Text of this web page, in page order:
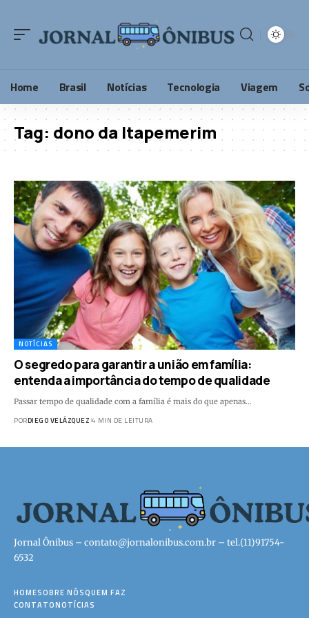
Home Brasil Notícias Tecnologia Viagem
Tag: dono da Itapemerim
NOTÍCIAS
O segredo para garantir a união em família:
entenda a importância do tempo de qualidade
Passar tempo de qualidade com a família é mais do que apenas…
PORDIEGO VELÁZQUEZ 4 MIN DE LEITURA
Jornal Ônibus – contato@jornalonibus.com.br – tel.(11)91754-
6532
HOMESOBRE NÓSQUEM FAZ
CONTATONOTÍCIAS